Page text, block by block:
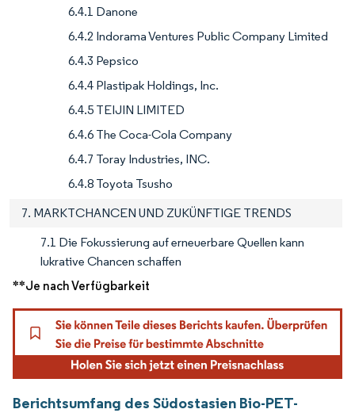
6.4.1 Danone
6.4.2 Indorama Ventures Public Company Limited
6.4.3 Pepsico
6.4.4 Plastipak Holdings, Inc.
6.4.5 TEIJIN LIMITED
6.4.6 The Coca-Cola Company
6.4.7 Toray Industries, INC.
6.4.8 Toyota Tsusho
7. MARKTCHANCEN UND ZUKÜNFTIGE TRENDS
7.1 Die Fokussierung auf erneuerbare Quellen kann
lukrative Chancen schaffen
**Je nach Verfügbarkeit
Berichtsumfang des Südostasien Bio-PET-